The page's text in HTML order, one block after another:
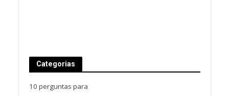
Categorias
10 perguntas para